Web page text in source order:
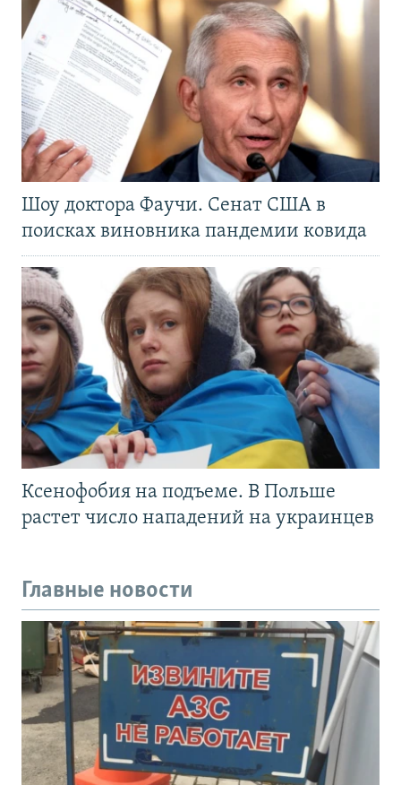
Шоу доктора Фаучи. Сенат США в
поисках виновника пандемии ковида
Ксенофобия на подъеме. В Польше
растет число нападений на украинцев
Главные новости